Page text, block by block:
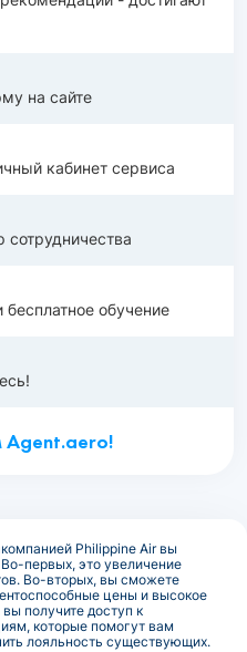
на сайте
кабинет сервиса
сотрудничества
обучение
Agent.aero!
Philippine Air вы
первых, это увеличение
Во-вторых, вы сможете
цены и высокое
получите доступ к
которые помогут вам
лояльность существующих.